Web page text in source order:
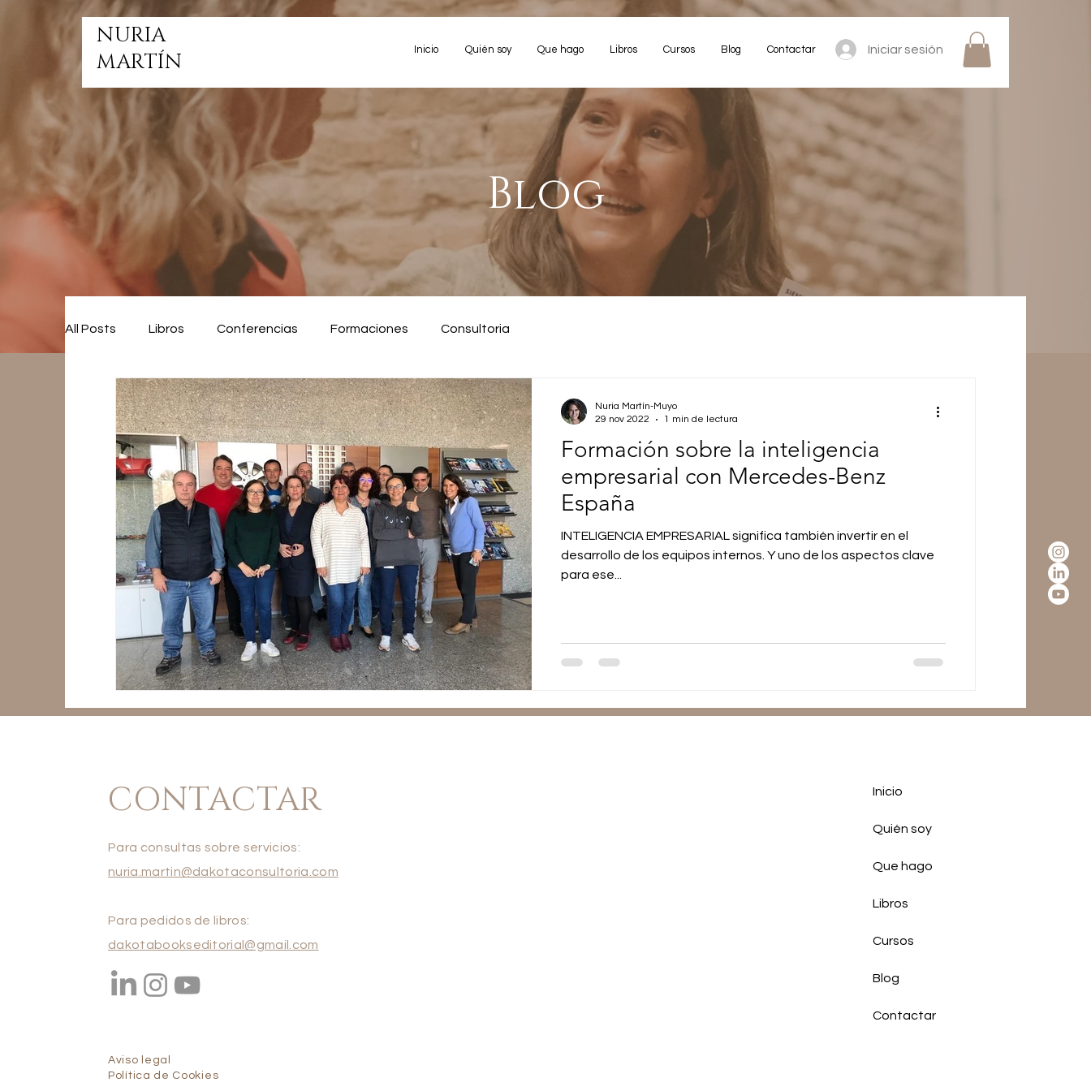
NURIA
MARTÍN
Inicio Quién soy Que hago Libros Cursos Blog Contactar Iniciar sesión
Blog
All Posts Libros Conferencias Formaciones Consultoria
Formación sobre la inteligencia
empresarial con Mercedes-Benz
España
INTELIGENCIA EMPRESARIAL significa también invertir en el
desarrollo de los equipos internos. Y uno de los aspectos clave
para ese...
Nuria Martín-Muyo
29 nov 2022
1 min de lectura
CONTACTAR
Para consultas sobre servicios:
nuria.martin@dakotaconsultoria.com
Para pedidos de libros:
dakotabookseditorial@gmail.com
Aviso legal
Política de Cookies
Inicio
Quién soy
Que hago
Libros
Cursos
Blog
Contactar